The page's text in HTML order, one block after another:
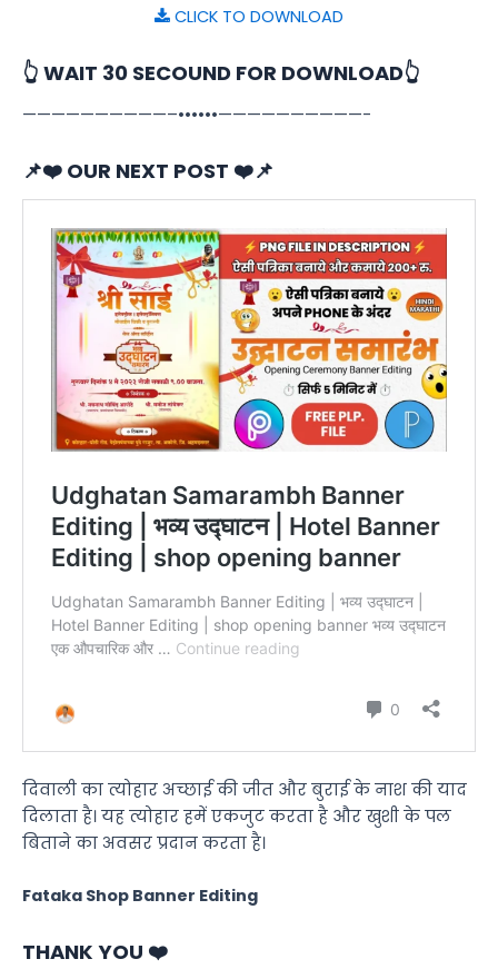
CLICK TO DOWNLOAD
👆 WAIT 30 SECOUND FOR DOWNLOAD👆
——————————–••••••——————————-
📌❤️ OUR NEXT POST ❤️📌
दिवाली का त्योहार अच्छाई की जीत और बुराई के नाश की याद
दिलाता है। यह त्योहार हमें एकजुट करता है और खुशी के पल
बिताने का अवसर प्रदान करता है।
Fataka Shop Banner Editing
THANK YOU ❤️